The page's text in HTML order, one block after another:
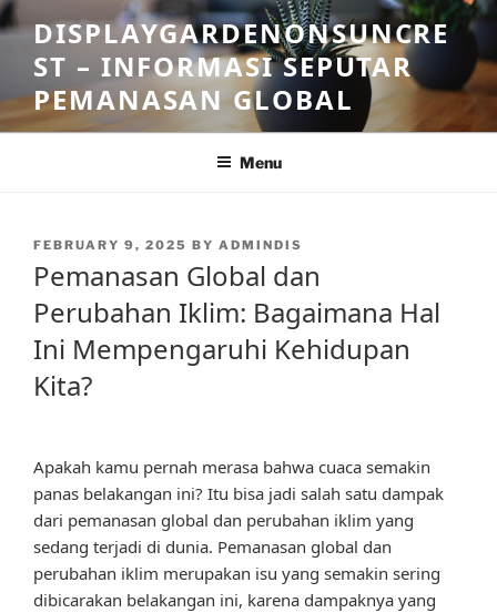
Skip
to
content
DISPLAYGARDENONSUNCRE
ST – INFORMASI SEPUTAR
PEMANASAN GLOBAL
Menu
POSTED
FEBRUARY 9, 2025 BY ADMINDIS
Pemanasan Global dan
Perubahan Iklim: Bagaimana Hal
Ini Mempengaruhi Kehidupan
Kita?
Apakah kamu pernah merasa bahwa cuaca semakin
panas belakangan ini? Itu bisa jadi salah satu dampak
dari pemanasan global dan perubahan iklim yang
sedang terjadi di dunia. Pemanasan global dan
perubahan iklim merupakan isu yang semakin sering
dibicarakan belakangan ini, karena dampaknya yang